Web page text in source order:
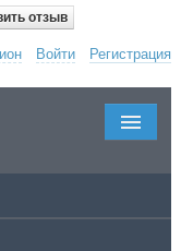
отзыв
Войти Регистрация